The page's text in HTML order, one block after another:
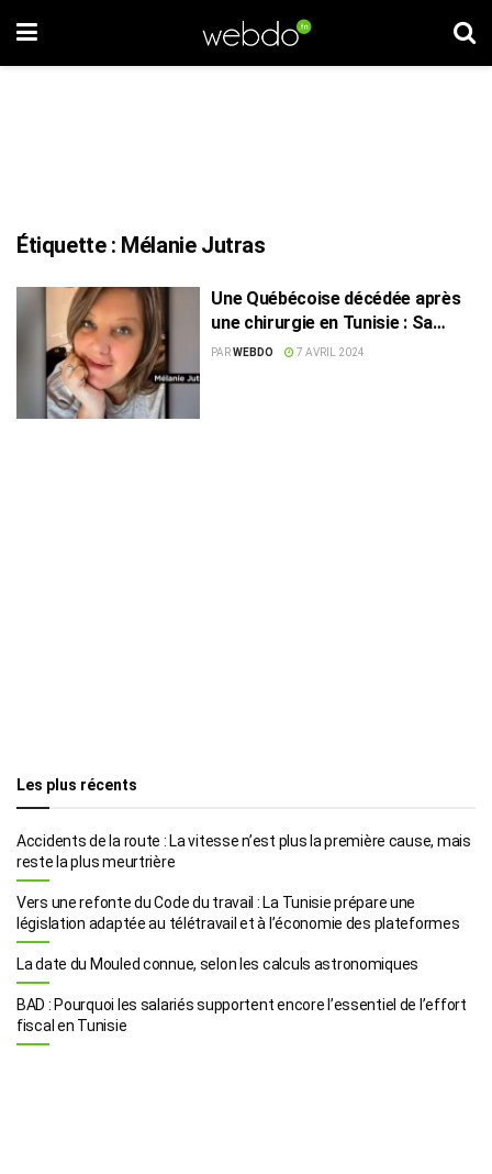
Étiquette : Mélanie Jutras
Une Québécoise décédée après
une chirurgie en Tunisie : Sa
famille réclame 1,8 M$
PARWEBDO 7 AVRIL 2024
Les plus récents
Accidents de la route : La vitesse n’est plus la première cause, mais
reste la plus meurtrière
Vers une refonte du Code du travail : La Tunisie prépare une
législation adaptée au télétravail et à l’économie des plateformes
La date du Mouled connue, selon les calculs astronomiques
BAD : Pourquoi les salariés supportent encore l’essentiel de l’effort
fiscal en Tunisie